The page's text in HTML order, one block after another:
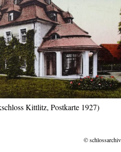
Kittlitz, Postkarte 1927)
©